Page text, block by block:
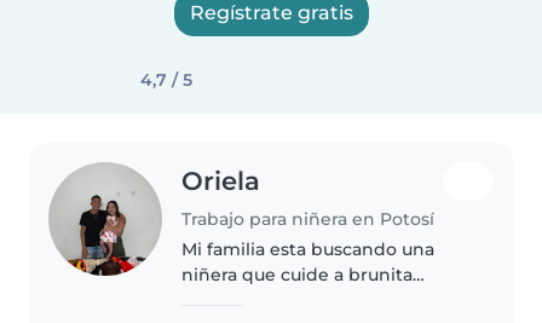
Regístrate gratis
4,7 / 5
Oriela
Trabajo para niñera en Potosí
Mi familia esta buscando una
niñera que cuide a brunita